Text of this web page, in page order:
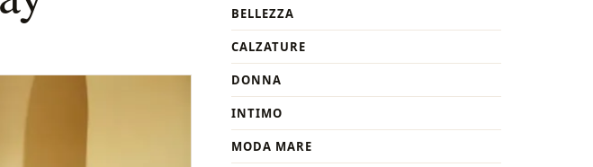
BELLEZZA
CALZATURE
DONNA
INTIMO
MODA MARE